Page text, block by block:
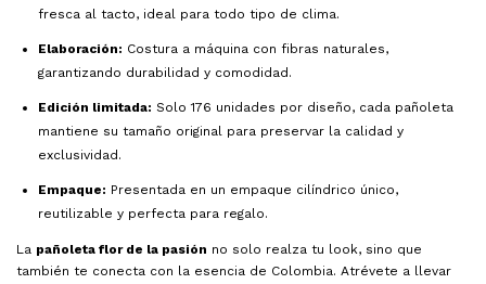
fresca al tacto, ideal para todo tipo de clima.
Elaboración: Costura a máquina con fibras naturales,
garantizando durabilidad y comodidad.
Edición limitada: Solo 176 unidades por diseño, cada pañoleta
mantiene su tamaño original para preservar la calidad y
exclusividad.
Empaque: Presentada en un empaque cilíndrico único,
reutilizable y perfecta para regalo.
La pañoleta flor de la pasión no solo realza tu look, sino que
también te conecta con la esencia de Colombia. Atrévete a llevar